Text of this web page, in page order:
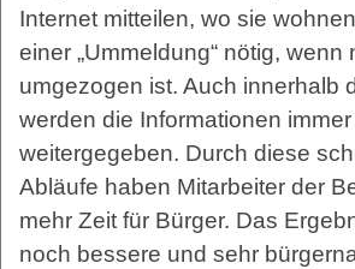
Internet mitteilen, wo sie
einer „Ummeldung“ nötig, wenn
umgezogen ist. Auch innerhalb
werden die Informationen immer
weitergegeben. Durch diese
Abläufe haben Mitarbeiter der
mehr Zeit für Bürger. Das
noch bessere und sehr